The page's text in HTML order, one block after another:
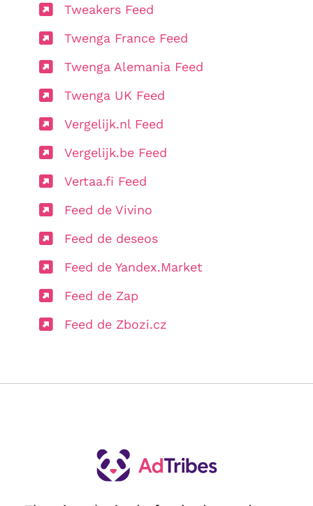
Tweakers Feed
Twenga France Feed
Twenga Alemania Feed
Twenga UK Feed
Vergelijk.nl Feed
Vergelijk.be Feed
Vertaa.fi Feed
Feed de Vivino
Feed de deseos
Feed de Yandex.Market
Feed de Zap
Feed de Zbozi.cz